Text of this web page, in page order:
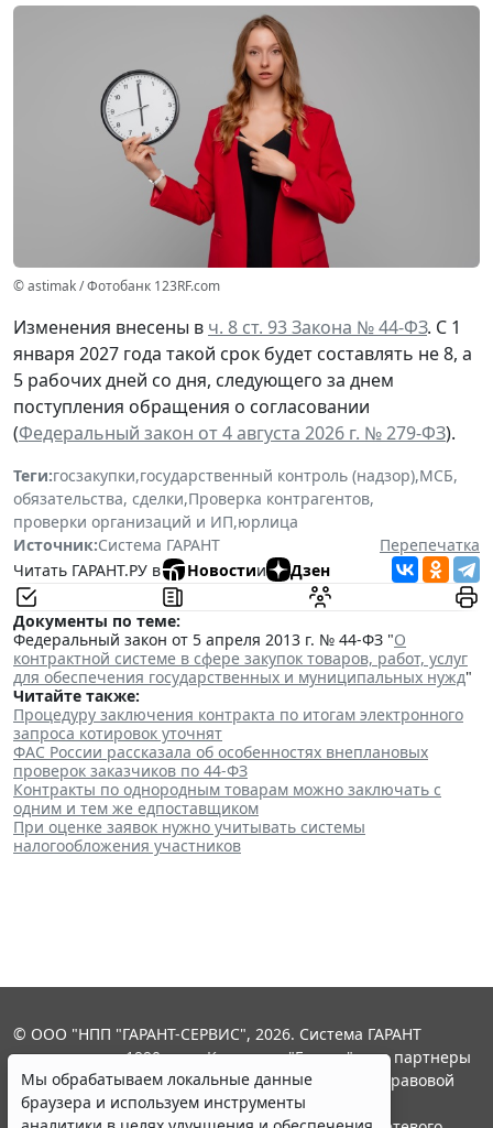
© astimak / Фотобанк 123RF.com
Изменения внесены в ч. 8 ст. 93 Закона № 44-ФЗ. С 1
января 2027 года такой срок будет составлять не 8, а
5 рабочих дней со дня, следующего за днем
поступления обращения о согласовании
(Федеральный закон от 4 августа 2026 г. № 279-ФЗ).
Теги:госзакупки,государственный контроль (надзор),МСБ,
обязательства, сделки,Проверка контрагентов,
проверки организаций и ИП,юрлица
Источник:Система ГАРАНТ
Перепечатка
Читать ГАРАНТ.РУ в
Новостии Дзен
Документы по теме:
Федеральный закон от 5 апреля 2013 г. № 44-ФЗ "О
контрактной системе в сфере закупок товаров, работ, услуг
для обеспечения государственных и муниципальных нужд"
Читайте также:
Процедуру заключения контракта по итогам электронного
запроса котировок уточнят
ФАС России рассказала об особенностях внеплановых
проверок заказчиков по 44-ФЗ
Контракты по однородным товарам можно заключать с
одним и тем же едпоставщиком
При оценке заявок нужно учитывать системы
налогообложения участников
Мы обрабатываем локальные данные
браузера и используем инструменты
© ООО "НПП "ГАРАНТ-СЕРВИС", 2026. Система ГАРАНТ
выпускается с 1990 года. Компания "Гарант" и ее партнеры
являются участниками Российской ассоциации правовой
информации ГАРАНТ.